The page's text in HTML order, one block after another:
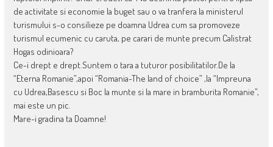
de activitate si economie la buget sau o va tranfera la ministerul
turismului s-o consilieze pe doamna Udrea cum sa promoveze
turismul ecumenic cu caruta, pe carari de munte precum Calistrat
Hogas odinioara?
Ce-i drept e drept.Suntem o tara a tuturor posibilitatilor.De la
“Eterna Romanie”,apoi “Romania-The land of choice” ,la “Impreuna
cu Udrea,Basescu si Boc la munte si la mare in bramburita Romanie”,
mai este un pic.
Mare-i gradina ta Doamne!